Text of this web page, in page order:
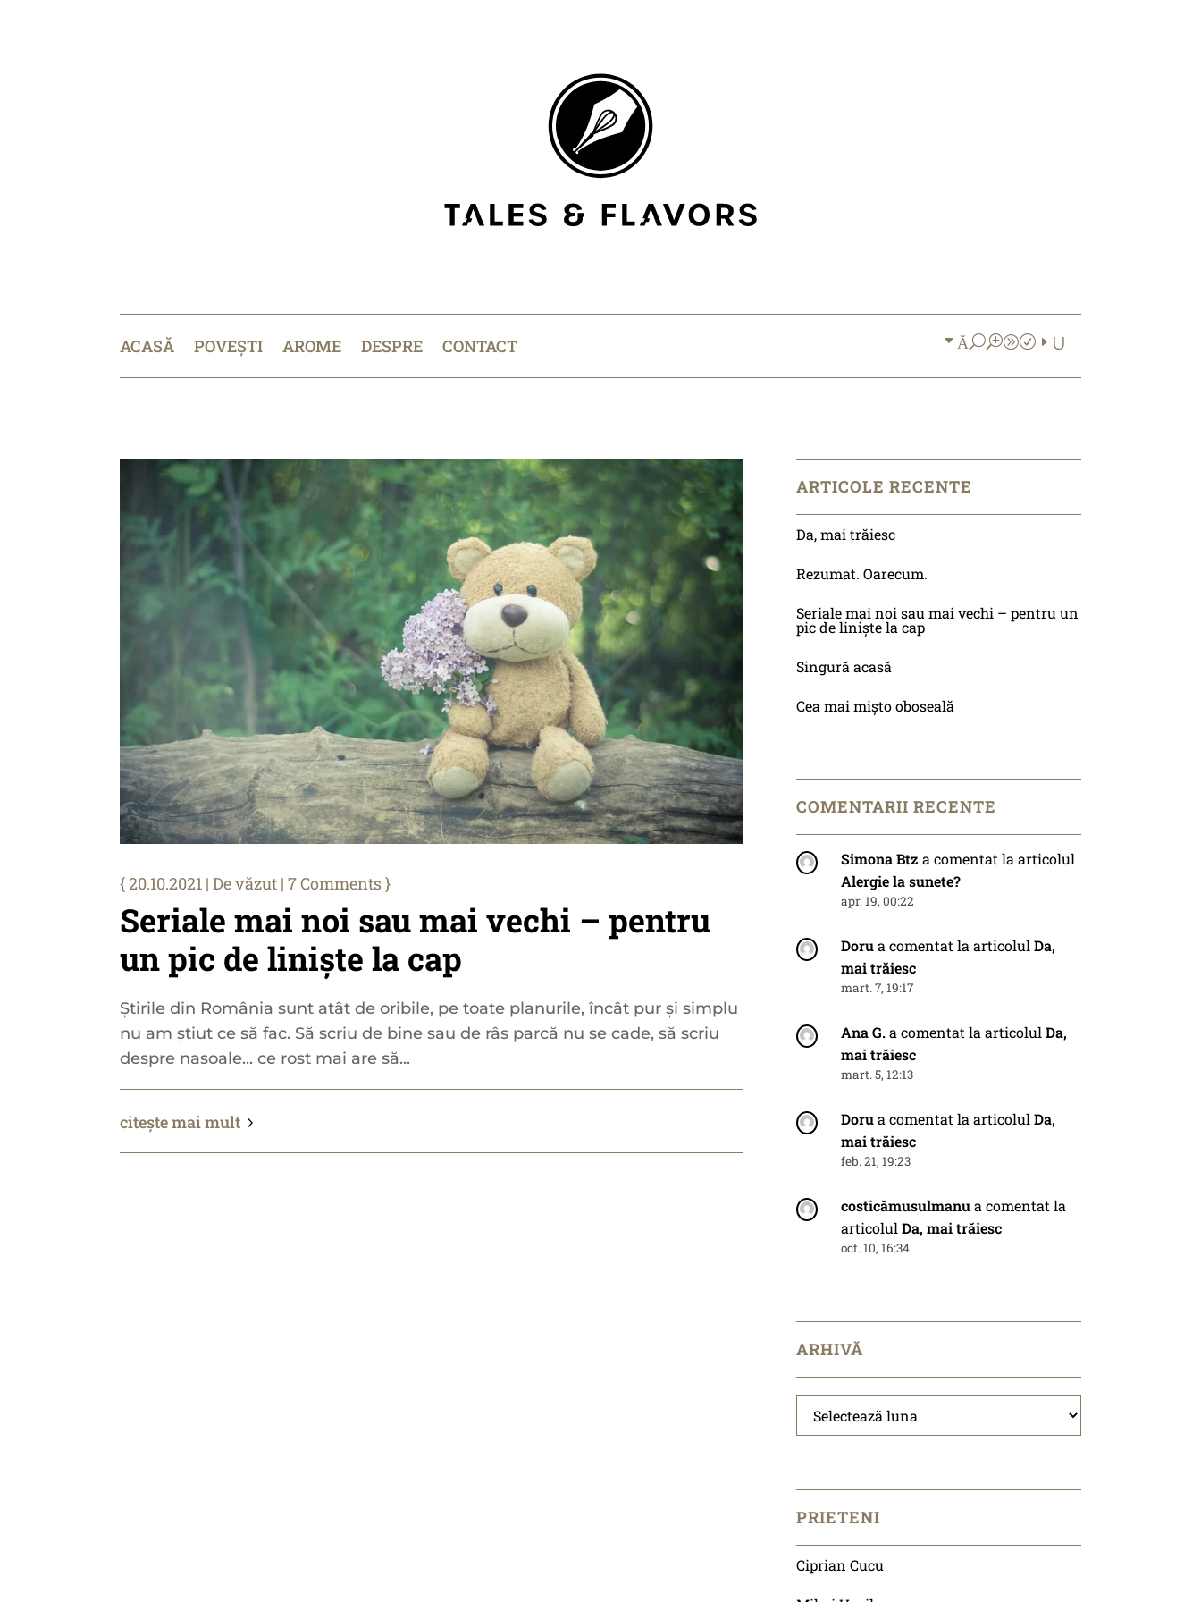
ACASĂ POVEȘTI AROME DESPRE CONTACT
Seriale mai noi sau mai vechi – pentru
un pic de liniște la cap
20.10.2021 |De văzut | 7 Comments
Știrile din România sunt atât de oribile, pe toate planurile, încât pur și simplu
nu am știut ce să fac. Să scriu de bine sau de râs parcă nu se cade, să scriu
despre nasoale... ce rost mai are să...
citește mai mult
ARTICOLE RECENTE
Da, mai trăiesc
Rezumat. Oarecum.
Seriale mai noi sau mai vechi – pentru un
pic de liniște la cap
Singură acasă
Cea mai mișto oboseală
COMENTARII RECENTE
Simona Btz a comentat la articolul
Alergie la sunete?
apr. 19, 00:22
Dorua comentat la articolulDa,
mai trăiesc
mart. 7, 19:17
Ana G.a comentat la articolulDa,
mai trăiesc
mart. 5, 12:13
Dorua comentat la articolulDa,
mai trăiesc
feb. 21, 19:23
costicămusulmanua comentat la
articolulDa, mai trăiesc
oct. 10, 16:34
ARHIVĂ
Arhivă
PRIETENI
Ciprian Cucu